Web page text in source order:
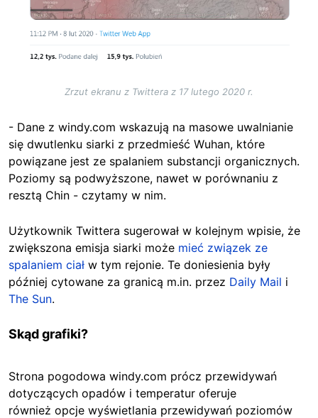
Zrzut ekranu z Twittera z 17 lutego 2020 r.
- Dane z windy.com wskazują na masowe uwalnianie
się dwutlenku siarki z przedmieść Wuhan, które
powiązane jest ze spalaniem substancji organicznych.
Poziomy są podwyższone, nawet w porównaniu z
resztą Chin - czytamy w nim.
Użytkownik Twittera sugerował w kolejnym wpisie, że
zwiększona emisja siarki może mieć związek ze
spalaniem ciał w tym rejonie. Te doniesienia były
później cytowane za granicą m.in. przez Daily Mail i
The Sun.
Skąd grafiki?
Strona pogodowa windy.com prócz przewidywań
dotyczących opadów i temperatur oferuje
również opcje wyświetlania przewidywań poziomów